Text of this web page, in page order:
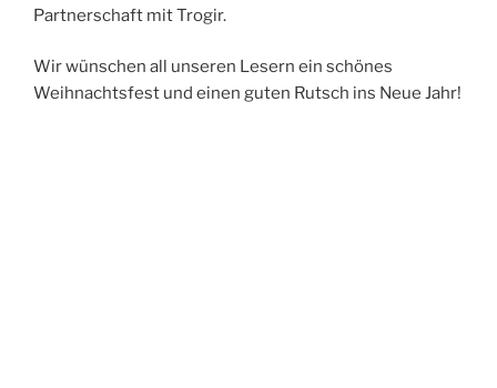
Partnerschaft mit Trogir.
Wir wünschen all unseren Lesern ein schönes
Weihnachtsfest und einen guten Rutsch ins Neue Jahr!